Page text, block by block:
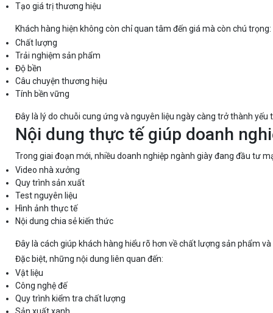
Tạo giá trị thương hiệu
Khách hàng hiện không còn chỉ quan tâm đến giá mà còn chú trọng:
Chất lượng
Trải nghiệm sản phẩm
Độ bền
Câu chuyện thương hiệu
Tính bền vững
Đây là lý do chuỗi cung ứng và nguyên liệu ngày càng trở thành
Nội dung thực tế giúp doanh
Trong giai đoạn mới, nhiều doanh nghiệp ngành giày đang đầu tư
Video nhà xưởng
Quy trình sản xuất
Test nguyên liệu
Hình ảnh thực tế
Nội dung chia sẻ kiến thức
Đây là cách giúp khách hàng hiểu rõ hơn về chất lượng sản phẩm
Đặc biệt, những nội dung liên quan đến:
Vật liệu
Công nghệ đế
Quy trình kiểm tra chất lượng
Sản xuất xanh